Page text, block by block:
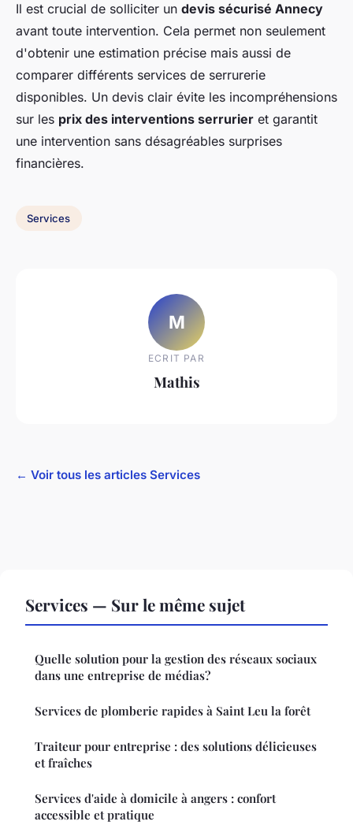
Il est crucial de solliciter un devis sécurisé Annecy
avant toute intervention. Cela permet non seulement
d'obtenir une estimation précise mais aussi de
comparer différents services de serrurerie
disponibles. Un devis clair évite les incompréhensions
sur les prix des interventions serrurier et garantit
une intervention sans désagréables surprises
financières.
Services
M
ECRIT PAR
Mathis
← Voir tous les articles Services
Services — Sur le même sujet
Quelle solution pour la gestion des réseaux sociaux
dans une entreprise de médias?
Services de plomberie rapides à Saint Leu la forêt
Traiteur pour entreprise : des solutions délicieuses
et fraîches
Services d'aide à domicile à angers : confort
accessible et pratique